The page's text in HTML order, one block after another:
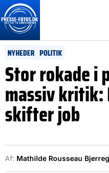
NYHEDER POLITIK
Stor rokade
massiv kritik:
skifter job
Af: Mathilde Rousseau